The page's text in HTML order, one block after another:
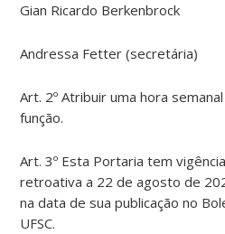
Gian Ricardo Berkenbrock
Andressa Fetter (secretária)
Art. 2º Atribuir uma hora
função.
Art. 3º Esta Portaria tem
retroativa a 22 de agosto de
na data de sua publicação no
UFSC.